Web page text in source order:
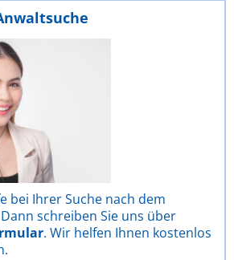
bei Ihrer Suche nach dem
schreiben Sie uns über
. Wir helfen Ihnen kostenlos